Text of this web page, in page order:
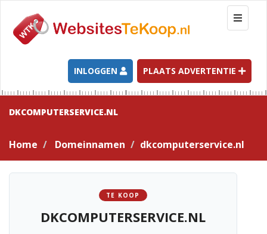
T
o
g
l
e
n
g
a
t
INLOGGEN PLAATS ADVERTENTIE
DKCOMPUTERSERVICE.NL
Home Domeinnamen dkcomputerservice.nl
TE KOOP
DKCOMPUTERSERVICE.NL